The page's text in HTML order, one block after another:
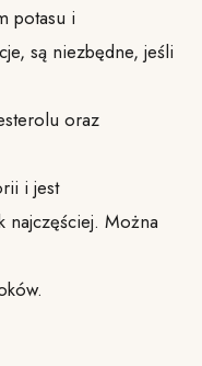
potasu i
są niezbędne, jeśli
oraz
i jest
najczęściej. Można